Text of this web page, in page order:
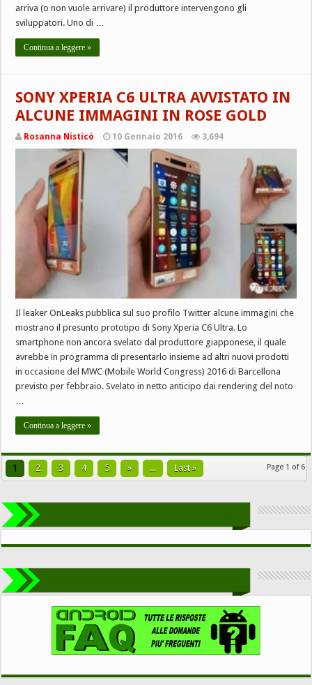
arriva (o non vuole arrivare) il produttore intervengono gli
sviluppatori. Uno di …
Continua a leggere »
SONY XPERIA C6 ULTRA AVVISTATO IN
ALCUNE IMMAGINI IN ROSE GOLD
Rosanna Nisticò 10 Gennaio 2016 3,694
Il leaker OnLeaks pubblica sul suo profilo Twitter alcune immagini che
mostrano il presunto prototipo di Sony Xperia C6 Ultra. Lo
smartphone non ancora svelato dal produttore giapponese, il quale
avrebbe in programma di presentarlo insieme ad altri nuovi prodotti
in occasione del MWC (Mobile World Congress) 2016 di Barcellona
previsto per febbraio. Svelato in netto anticipo dai rendering del noto
…
Continua a leggere »
Page 1 of 6
1 2 3 4 5 » ... Last »